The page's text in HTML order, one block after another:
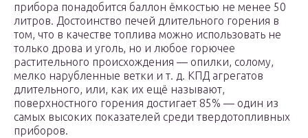
прибора понадобится баллон ёмкостью не менее 50
литров. Достоинство печей длительного горения в
том, что в качестве топлива можно использовать не
только дрова и уголь, но и любое горючее
растительного происхождения — опилки, солому,
мелко нарубленные ветки и т. д. КПД агрегатов
длительного, или, как их ещё называют,
поверхностного горения достигает 85% — один из
самых высоких показателей среди твердотопливных
приборов.